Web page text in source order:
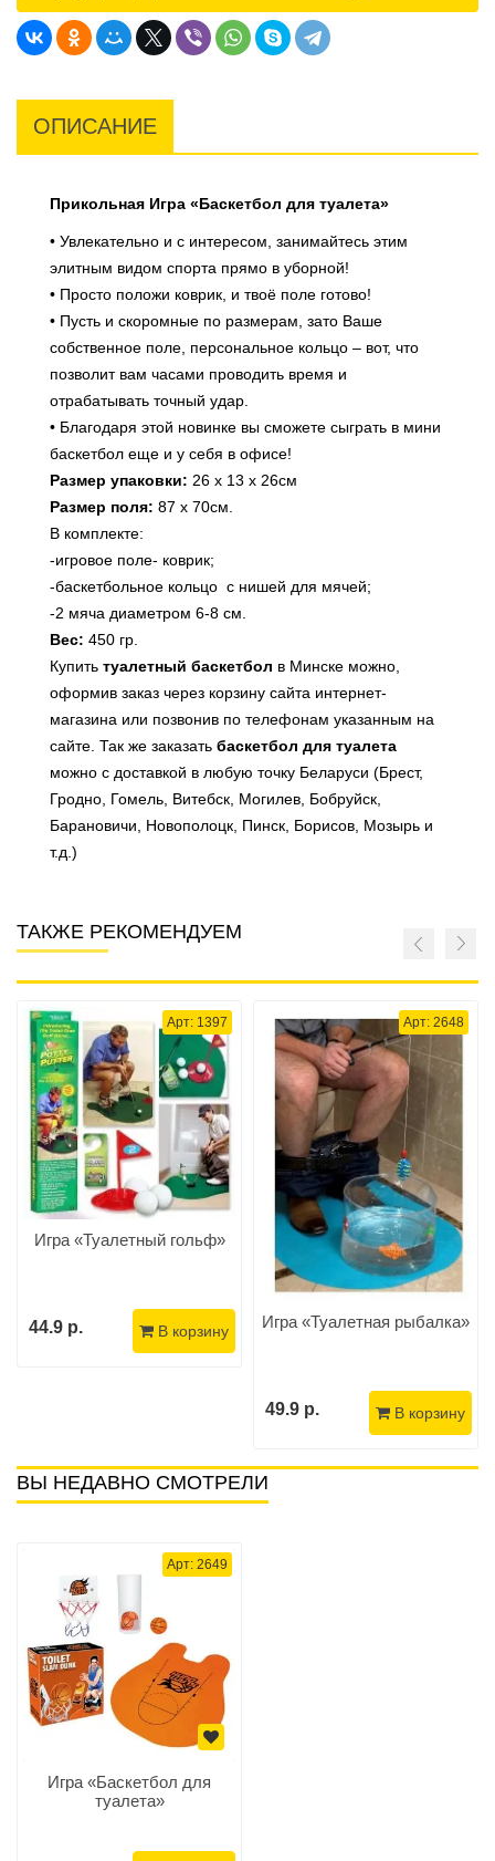
ОПИСАНИЕ
Прикольная Игра «Баскетбол для туалета»
• Увлекательно и с интересом, занимайтесь этим
элитным видом спорта прямо в уборной!
• Просто положи коврик, и твоё поле готово!
• Пусть и скоромные по размерам, зато Ваше
собственное поле, персональное кольцо – вот, что
позволит вам часами проводить время и
отрабатывать точный удар.
• Благодаря этой новинке вы сможете сыграть в мини
баскетбол еще и у себя в офисе!
Размер упаковки: 26 х 13 х 26см
Размер поля: 87 х 70см.
В комплекте:
-игровое поле- коврик;
-баскетбольное кольцо с нишей для мячей;
-2 мяча диаметром 6-8 см.
Вес: 450 гр.
Купить туалетный баскетбол в Минске можно,
оформив заказ через корзину сайта интернет-
магазина или позвонив по телефонам указанным на
сайте. Так же заказать баскетбол для туалета
можно с доставкой в любую точку Беларуси (Брест,
Гродно, Гомель, Витебск, Могилев, Бобруйск,
Барановичи, Новополоцк, Пинск, Борисов, Мозырь и
т.д.)
ТАКЖЕ РЕКОМЕНДУЕМ
Арт: 1397
Игра «Туалетный гольф»
44.9 р. В корзину
Арт: 2648
Игра «Туалетная рыбалка»
49.9 р. В корзину
ВЫ НЕДАВНО СМОТРЕЛИ
Арт: 2649
Игра «Баскетбол для
туалета»